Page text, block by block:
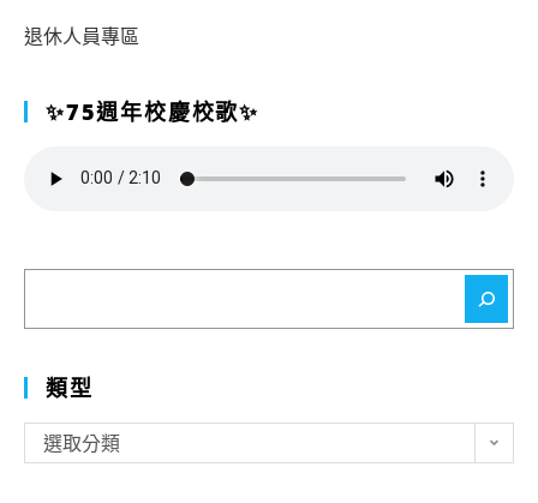
退休人員專區
✨75週年校慶校歌✨
類型
型
選取分類